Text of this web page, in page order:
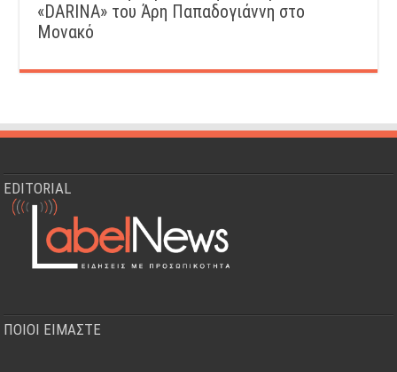
«DARINA» του Άρη Παπαδογιάννη στο
Μονακό
EDITORIAL
ΠΟΙΟΙ ΕΙΜΑΣΤΕ